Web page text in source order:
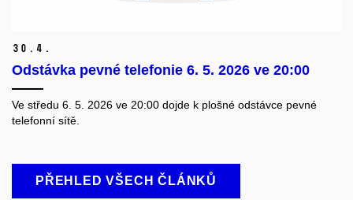
30. 4.
Odstávka pevné telefonie 6. 5. 2026 ve 20:00
Ve středu 6. 5. 2026 ve 20:00 dojde k plošné odstávce pevné
telefonní sítě.
PŘEHLED VŠECH ČLÁNKŮ